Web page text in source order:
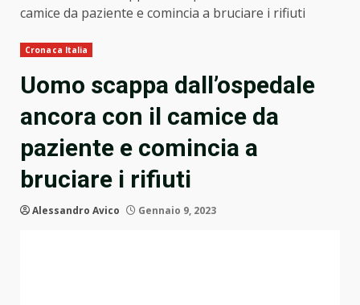
camice da paziente e comincia a bruciare i rifiuti
Cronaca Italia
Uomo scappa dall’ospedale
ancora con il camice da
paziente e comincia a
bruciare i rifiuti
Alessandro Avico Gennaio 9, 2023